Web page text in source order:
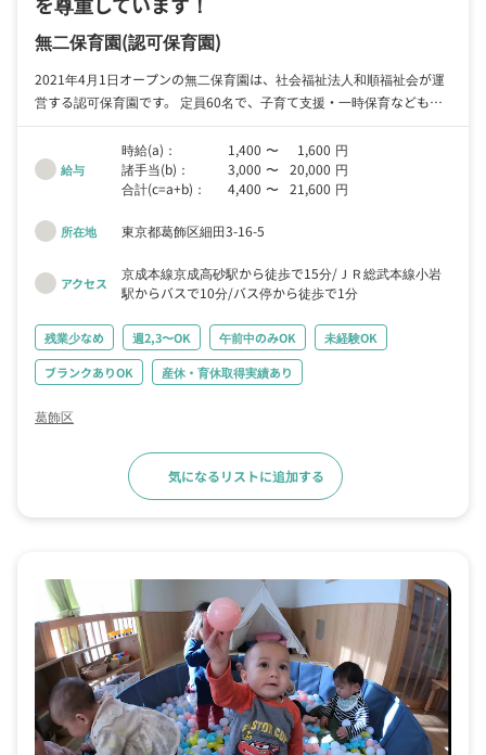
無二保育園(認可保育園)
2021年4月1日オープンの無二保育園は、社会福祉法人和順福祉会が運
営する認可保育園です。 定員60名で、子育て支援・一時保育なども対
応しています。 ハンガリー保育を行っており、子どもたちの主体性を
尊重しているのが特徴。 子どもたちがのびのびと成長でき、未来に向
かって羽ばたいていけるようサポートします。 研修制度がありますの
で、ハンガリー保育の経験がない方も安心です。
給与
時給(a)： 1,400 〜 1,600 円
諸手当(b)：
3,000 〜 20,000 円
合計(c=a+b)：
4,400 〜 21,600 円
所在地 東京都葛飾区細田3-16-5
アクセス
京成本線京成高砂駅から徒歩で15分
ＪＲ総武本線小岩
駅からバスで10分 バス停から徒歩で1分
残業少なめ 週2,3〜OK 午前中のみOK
未経験OK
ブランクありOK
産休・育休取得実績あり
葛飾区
気になるリストに追加する